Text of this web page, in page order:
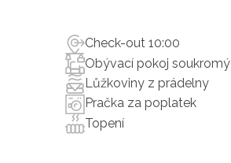
Check-out 10:00
Obývací pokoj soukromý
Lůžkoviny z prádelny
Pračka za poplatek
Topení